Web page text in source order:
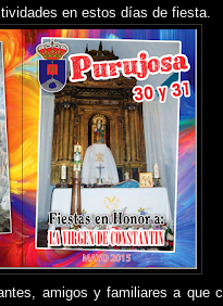
en estos días de fiesta.
amigos y familiares a que